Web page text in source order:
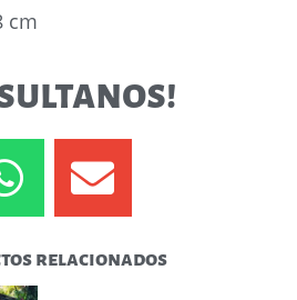
cm
relacionados